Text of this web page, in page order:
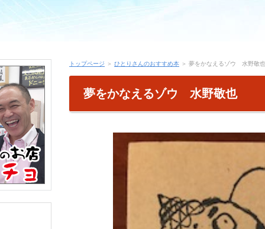
トップページ ＞ ひとりさんのおすすめ本 ＞ 夢をかなえるゾウ 水野敬也
夢をかなえるゾウ 水野敬也